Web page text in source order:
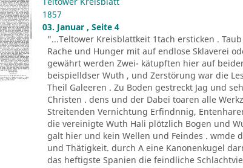
1857
03. Januar , Seite 4
"...Teltower Kreisblattkeit 1tach ersticken .
Rache und Hunger mit auf endlose Sklaverei
gewährt werden Zwei- kätupften hier auf
beispielldser Wuth , und Zerstörung war die
Theil Galeeren . Zu Boden gestreckt Jag und
Christen . dens und der Dabei toaren alle
Streitenden Vernichtung Erfindnnig,
die vereinigte Wuth Hali plötzlich Bogen und
galt hier und kein Wellen und Feindes . wmde
und Thätigkeit. durch A eine Kanonenkugel
das heftigste Spanien die feindliche